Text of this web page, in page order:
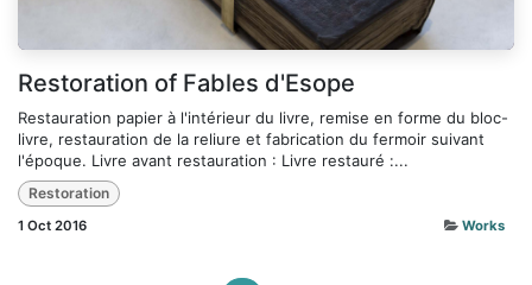
Restoration of Fables d'Esope
Restauration papier à l'intérieur du livre, remise en forme du bloc-
livre, restauration de la reliure et fabrication du fermoir suivant
l'époque. Livre avant restauration : Livre restauré :...
Restoration
1 Oct 2016 Works